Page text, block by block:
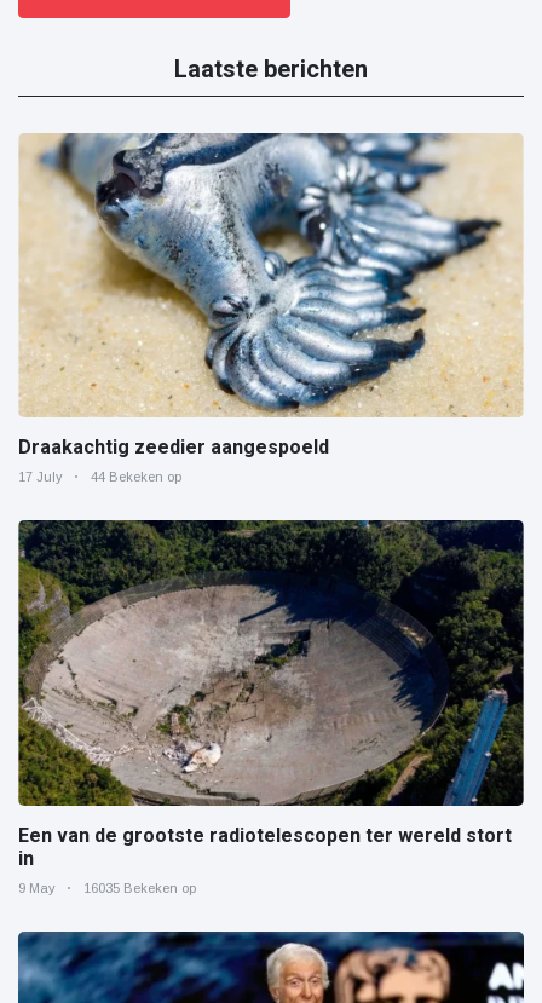
Laatste berichten
Draakachtig zeedier aangespoeld
17 July 44 Bekeken op
Een van de grootste radiotelescopen ter wereld stort
in
9 May 16035 Bekeken op